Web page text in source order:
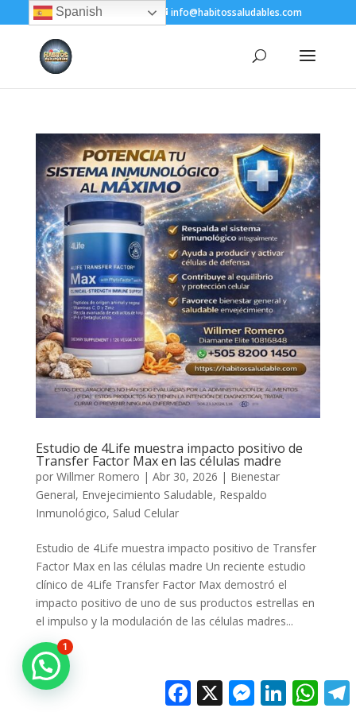
+(505) 8200-1450 info@habitossaludables.com
Estudio de 4Life muestra impacto positivo de
Transfer Factor Max en las células madre
por Willmer Romero | Abr 30, 2026 | Bienestar
General, Envejecimiento Saludable, Respaldo
Inmunológico, Salud Celular
Estudio de 4Life muestra impacto positivo de Transfer
Factor Max en las células madre Un reciente estudio
clínico de 4Life Transfer Factor Max demostró el
impacto positivo de uno de sus productos estrellas en
el impulso y la modulación de las células madres...
Facebook Messenger
LinkedIn
Spanish
1